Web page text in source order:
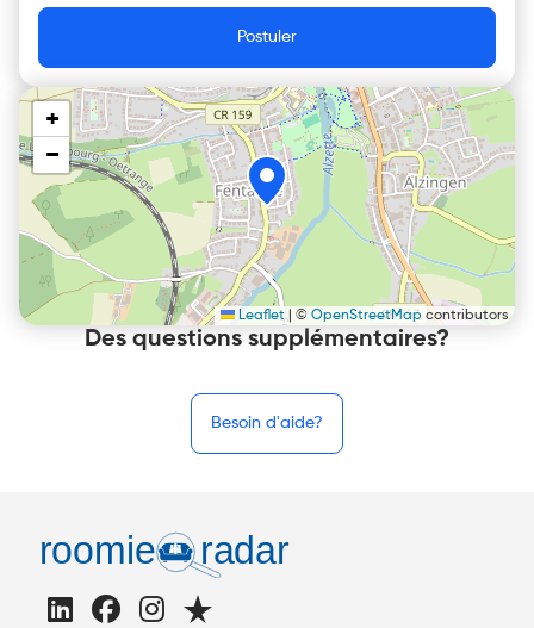
Postuler
+
−
Leaflet © OpenStreetMap contributors
Des questions supplémentaires?
Besoin d'aide?